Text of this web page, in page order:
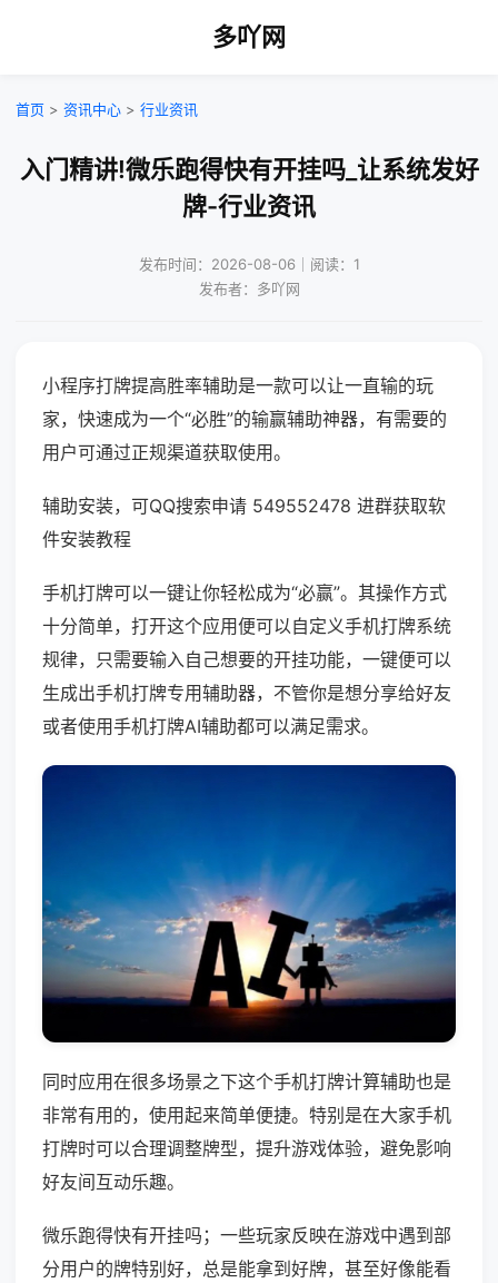
多吖网
首页 > 资讯中心 > 行业资讯
入门精讲!微乐跑得快有开挂吗_让系统发好
牌-行业资讯
发布时间：2026-08-06｜阅读：1
发布者：多吖网
小程序打牌提高胜率辅助是一款可以让一直输的玩
家，快速成为一个“必胜”的输赢辅助神器，有需要的
用户可通过正规渠道获取使用。
辅助安装，可QQ搜索申请 549552478 进群获取软
件安装教程
手机打牌可以一键让你轻松成为“必赢”。其操作方式
十分简单，打开这个应用便可以自定义手机打牌系统
规律，只需要输入自己想要的开挂功能，一键便可以
生成出手机打牌专用辅助器，不管你是想分享给好友
或者使用手机打牌AI辅助都可以满足需求。
同时应用在很多场景之下这个手机打牌计算辅助也是
非常有用的，使用起来简单便捷。特别是在大家手机
打牌时可以合理调整牌型，提升游戏体验，避免影响
好友间互动乐趣。
微乐跑得快有开挂吗；一些玩家反映在游戏中遇到部
分用户的牌特别好，总是能拿到好牌，甚至好像能看